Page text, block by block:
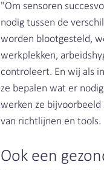
"Om sensoren
nodig tussen de
worden blootgesteld,
werkplekken,
controleert. En wij als
ze bepalen wat er
werken ze bijvoorbeeld
van richtlijnen en tools.
Ook een